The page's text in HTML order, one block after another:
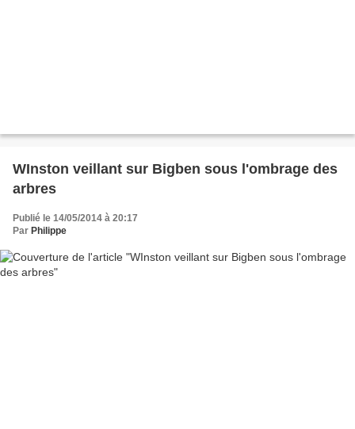
WInston veillant sur Bigben sous l'ombrage des
arbres
Publié le 14/05/2014 à 20:17
Par Philippe